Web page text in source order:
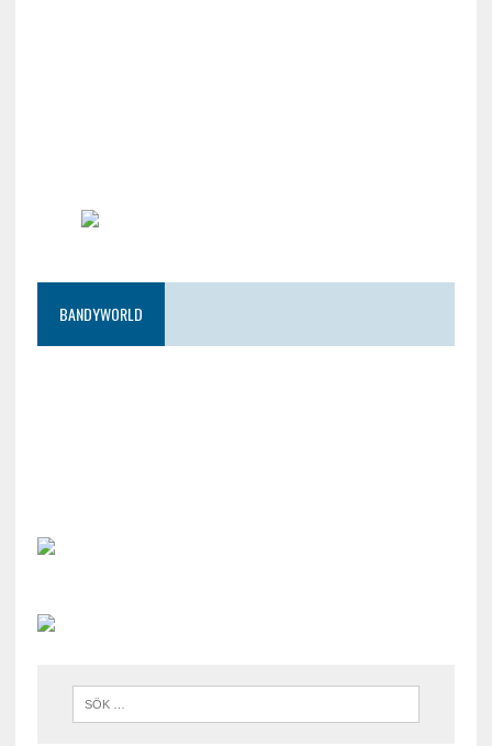
BANDYWORLD